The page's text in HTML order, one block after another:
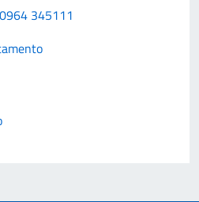
345111